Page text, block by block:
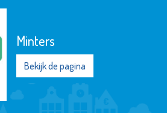
Minters
Bekijk de pagina